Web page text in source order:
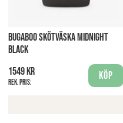
BUGABOO SKÖTVÄSKA MIDNIGHT
BLACK
1549 kr
Rek. pris:
Köp